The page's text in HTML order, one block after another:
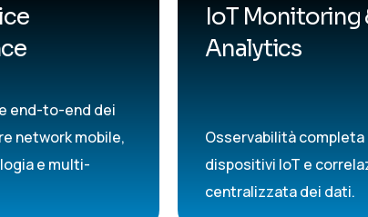
end-to-end dei
network mobile,
e multi-
IoT Monitoring
Analytics
Osservabilità completa
dispositivi IoT e
centralizzata dei dati.